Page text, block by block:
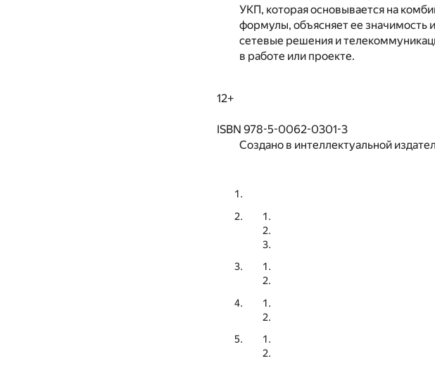
УКП, которая основывается на
формулы, объясняет ее значимость
сетевые решения и
в работе или проекте.
12+
ISBN 978-5-0062-0301-3
Создано в интеллектуальной